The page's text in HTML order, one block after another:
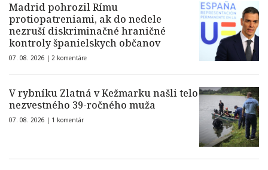
Madrid pohrozil Rímu
protiopatreniami, ak do nedele
nezruší diskriminačné hraničné
kontroly španielskych občanov
07. 08. 2026 | 2 komentáre
V rybníku Zlatná v Kežmarku našli telo
nezvestného 39-ročného muža
07. 08. 2026 | 1 komentár